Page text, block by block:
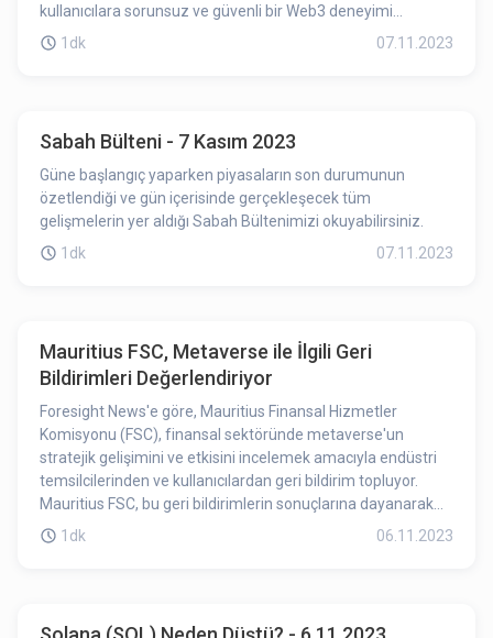
kullanıcılara sorunsuz ve güvenli bir Web3 deneyimi
sunmayı hedefliyor. Merkeziyetsiz uygulamalar ve
1dk 07.11.2023
Sabah Bülteni - 7 Kasım 2023
Güne başlangıç yaparken piyasaların son durumunun
özetlendiği ve gün içerisinde gerçekleşecek tüm
gelişmelerin yer aldığı Sabah Bültenimizi okuyabilirsiniz.
1dk
07.11.2023
Mauritius FSC, Metaverse ile İlgili Geri
Bildirimleri Değerlendiriyor
Foresight News'e göre, Mauritius Finansal Hizmetler
Komisyonu (FSC), finansal sektöründe metaverse'un
stratejik gelişimini ve etkisini incelemek amacıyla endüstri
temsilcilerinden ve kullanıcılardan geri bildirim topluyor.
Mauritius FSC, bu geri bildirimlerin sonuçlarına dayanarak
metaverse ile ilgili politikaları geliştirmeyi planlıyor.
1dk 06.11.2023